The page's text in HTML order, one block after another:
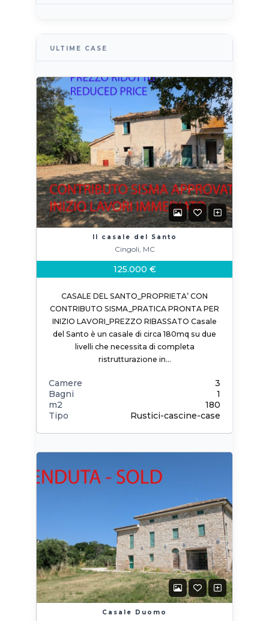
ULTIME CASE
Il casale del Santo
Cingoli, MC
125.000 €
CASALE DEL SANTO_PROPRIETA’ CON
CONTRIBUTO SISMA_PRATICA PRONTA PER
INIZIO LAVORI_PREZZO RIBASSATO Casale
del Santo è un casale di circa 180mq su due
livelli che necessita di completa
ristrutturazione in…
Camere
3
Bagni
1
m2
180
Tipo
Rustici-cascine-case
Casale Duomo